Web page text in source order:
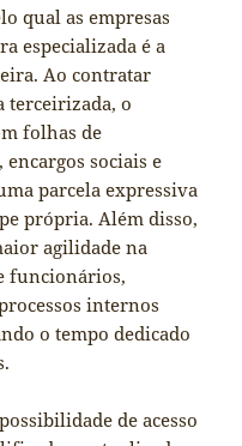
qual as empresas
especializada é a
Ao contratar
terceirizada, o
folhas de
encargos sociais e
parcela expressiva
própria. Além disso,
agilidade na
funcionários,
internos
o tempo dedicado
de acesso